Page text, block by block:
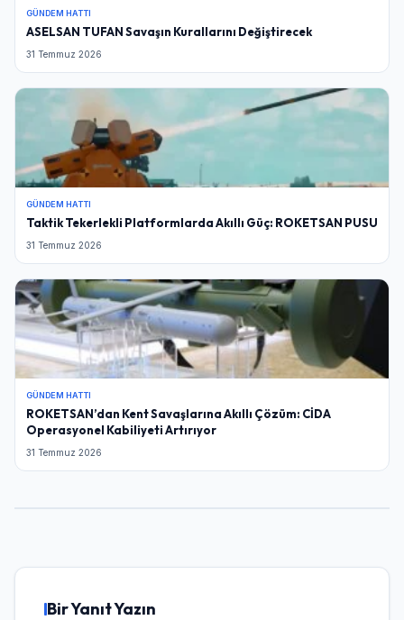
GÜNDEM HATTI
ASELSAN TUFAN Savaşın Kurallarını Değiştirecek
31 Temmuz 2026
GÜNDEM HATTI
Taktik Tekerlekli Platformlarda Akıllı Güç: ROKETSAN PUSU
31 Temmuz 2026
GÜNDEM HATTI
ROKETSAN’dan Kent Savaşlarına Akıllı Çözüm: CİDA
Operasyonel Kabiliyeti Artırıyor
31 Temmuz 2026
Bir Yanıt Yazın